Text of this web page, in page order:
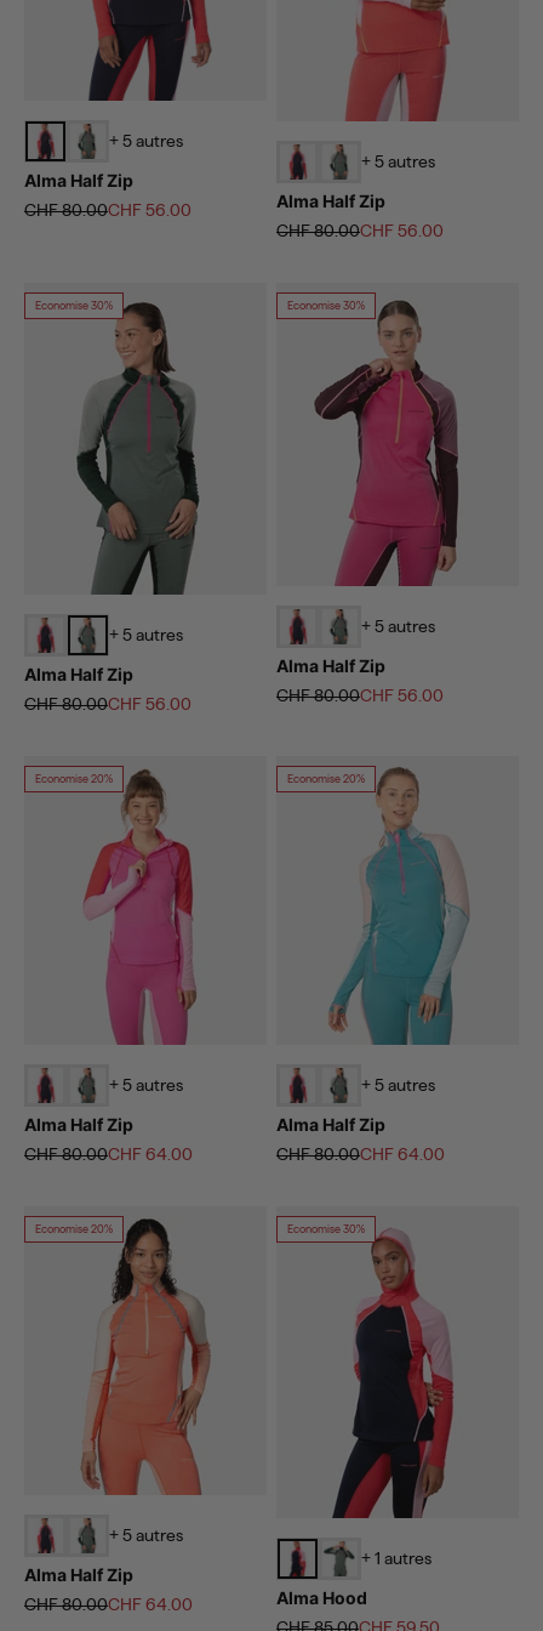
+ 5 autres
Alma Half Zip
Prix normal
CHF 80.00Prix de vente
CHF 56.00
+ 5 autres
Alma Half Zip
Prix normal
CHF 80.00Prix de vente
CHF 56.00
Economise 30%
+ 5 autres
Alma Half Zip
Prix normal
CHF 80.00Prix de vente
CHF 56.00
Economise 30%
+ 5 autres
Alma Half Zip
Prix normal
CHF 80.00Prix de vente
CHF 56.00
Economise 20%
+ 5 autres
Alma Half Zip
Prix normal
CHF 80.00Prix de vente
CHF 64.00
Economise 20%
+ 5 autres
Alma Half Zip
Prix normal
CHF 80.00Prix de vente
CHF 64.00
Economise 20%
+ 5 autres
Alma Half Zip
Prix normal
CHF 80.00Prix de vente
CHF 64.00
Economise 30%
+ 1 autres
Alma Hood
Prix normalPrix de vente